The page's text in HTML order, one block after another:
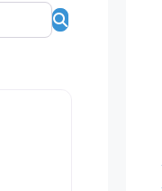
Búsqueda